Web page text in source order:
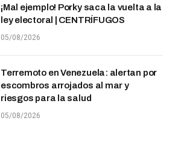
¡Mal ejemplo! Porky saca la vuelta a la
ley electoral | CENTRÍFUGOS
05/08/2026
Terremoto en Venezuela: alertan por
escombros arrojados al mar y
riesgos para la salud
05/08/2026